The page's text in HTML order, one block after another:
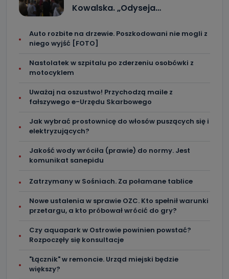
Kowalska. „Odyseja…
Auto rozbite na drzewie. Poszkodowani nie mogli z
niego wyjść [FOTO]
Nastolatek w szpitalu po zderzeniu osobówki z
motocyklem
Uważaj na oszustwo! Przychodzą maile z
fałszywego e-Urzędu Skarbowego
Jak wybrać prostownicę do włosów puszących się i
elektryzujących?
Jakość wody wróciła (prawie) do normy. Jest
komunikat sanepidu
Zatrzymany w Sośniach. Za połamane tablice
Nowe ustalenia w sprawie OZC. Kto spełnił warunki
przetargu, a kto próbował wrócić do gry?
Czy aquapark w Ostrowie powinien powstać?
Rozpoczęły się konsultacje
"Łącznik" w remoncie. Urząd miejski będzie
większy?